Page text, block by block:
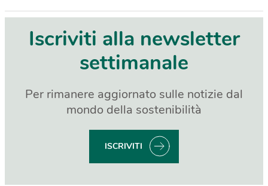
Iscriviti alla newsletter
settimanale
Per rimanere aggiornato sulle notizie dal
mondo della sostenibilità
ISCRIVITI